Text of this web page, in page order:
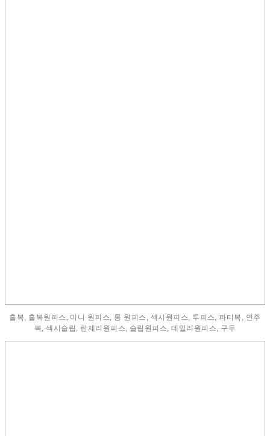
홀복, 홀복원피스, 미니 원피스, 롱 원피스, 섹시원피스, 투피스, 파티복, 연주
복, 섹시슬립, 란제리원피스, 슬립원피스, 데일리원피스, 구두